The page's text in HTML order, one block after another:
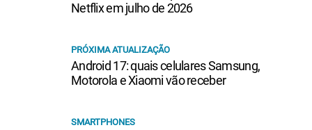
Netflix em julho de 2026
PRÓXIMA ATUALIZAÇÃO
Android 17: quais celulares Samsung,
Motorola e Xiaomi vão receber
SMARTPHONES